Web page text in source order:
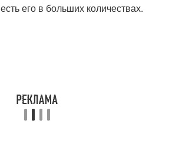
его в больших количествах.